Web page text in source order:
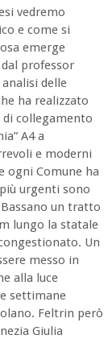
vedremo
e come si
emerge
professor
delle
ha realizzato
di collegamento
A4 a
e moderni
ogni Comune ha
urgenti sono
un tratto
lungo la statale
Un
messo in
alla luce
settimane
Feltrin però
Giulia